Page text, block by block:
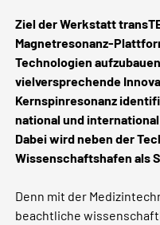
Ziel der Werkstatt
Magnetresonanz-
Technologien
vielversprechende
Kernspinresonanz
national und
Dabei wird neben der
Wissenschaftshafen als
Denn mit der
beachtliche